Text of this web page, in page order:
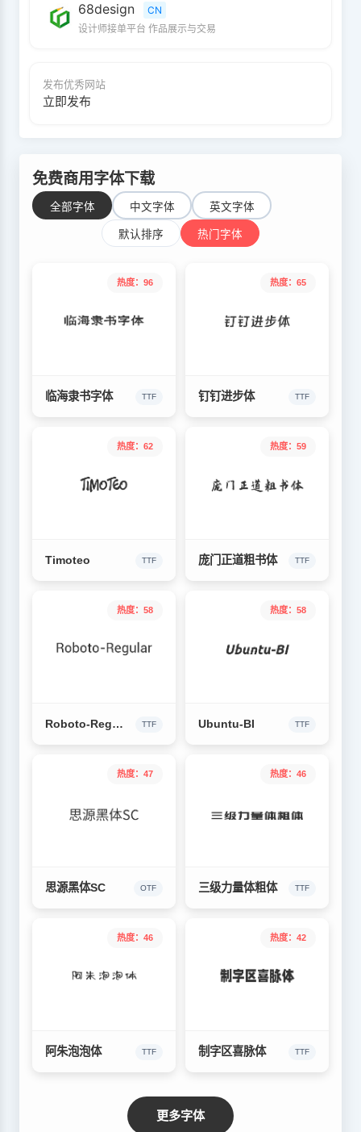
68design
CN
设计师接单平台 作品展示与交易
发布优秀网站
立即发布
免费商用字体下载
全部字体 中文字体 英文字体
默认排序 热门字体
热度：96
临海隶书字体 TTF
热度：65
钉钉进步体 TTF
热度：62
Timoteo TTF
热度：59
庞门正道粗书体 TTF
热度：58
Roboto-Regular TTF
热度：58
Ubuntu-BI TTF
热度：47
思源黑体SC OTF
热度：46
三级力量体粗体 TTF
热度：46
阿朱泡泡体 TTF
热度：42
制字区喜脉体 TTF
更多字体